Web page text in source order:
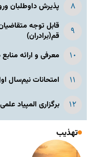
پذیرش داوطلبان ورود
قابل توجه
قم(برادران)
معرفی و ارائه
امتحانات نیم‌سال اول
برگزاری المپیاد علمی
تهذیب